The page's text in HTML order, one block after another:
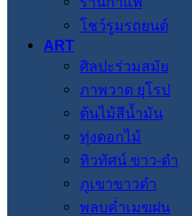
โชว์รูมรถยนต์
ART
ศิลปะร่วมสมัย
ภาพวาด ยุโรป
ต้นไม้สีน้ำมัน
ทุ่งดอกไม้
ทิวทัศน์ ขาว-ดำ
ภูเขาขาวดำ
พลบค่ำเมฆฝน